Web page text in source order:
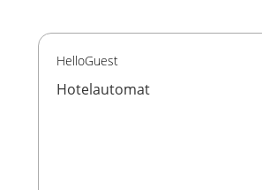
HelloGuest
Hotelautomat